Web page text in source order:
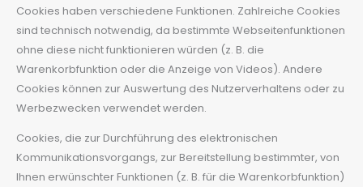
Cookies haben verschiedene Funktionen. Zahlreiche Cookies
sind technisch notwendig, da bestimmte Webseitenfunktionen
ohne diese nicht funktionieren würden (z. B. die
Warenkorbfunktion oder die Anzeige von Videos). Andere
Cookies können zur Auswertung des Nutzerverhaltens oder zu
Werbezwecken verwendet werden.
Cookies, die zur Durchführung des elektronischen
Kommunikationsvorgangs, zur Bereitstellung bestimmter, von
Ihnen erwünschter Funktionen (z. B. für die Warenkorbfunktion)